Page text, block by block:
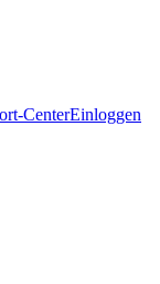
CenterEinloggen